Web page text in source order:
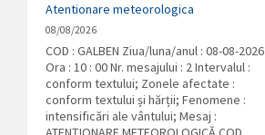
Atentionare meteorologica
08/08/2026
COD : GALBEN Ziua/luna/anul : 08-08-2026
Ora : 10 : 00 Nr. mesajului : 2 Intervalul :
conform textului; Zonele afectate :
conform textului și hărții; Fenomene :
intensificări ale vântului; Mesaj :